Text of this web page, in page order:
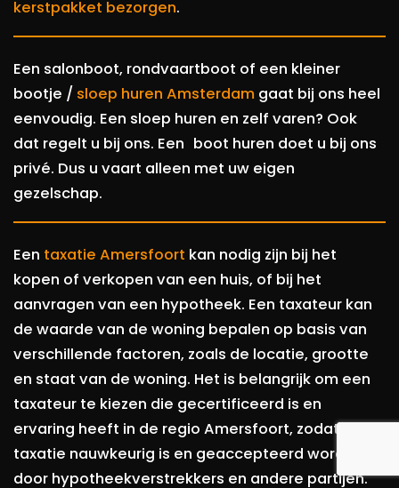
kerstpakket bezorgen.
Een salonboot, rondvaartboot of een kleiner
bootje / sloep huren Amsterdam gaat bij ons heel
eenvoudig. Een sloep huren en zelf varen? Ook
dat regelt u bij ons. Een boot huren doet u bij ons
privé. Dus u vaart alleen met uw eigen
gezelschap.
Een taxatie Amersfoort kan nodig zijn bij het
kopen of verkopen van een huis, of bij het
aanvragen van een hypotheek. Een taxateur kan
de waarde van de woning bepalen op basis van
verschillende factoren, zoals de locatie, grootte
en staat van de woning. Het is belangrijk om een
taxateur te kiezen die gecertificeerd is en
ervaring heeft in de regio Amersfoort, zodat de
taxatie nauwkeurig is en geaccepteerd wordt
door hypotheekverstrekkers en andere partijen.